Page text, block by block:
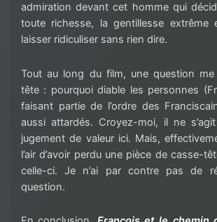
admiration devant cet homme qui
toute richesse, la gentillesse
laisser ridiculiser sans rien dire.
Tout au long du film, une question
tête : pourquoi diable les personnes
faisant partie de l’ordre des
aussi attardés. Croyez-moi, il ne s’agit
jugement de valeur ici. Mais,
l’air d’avoir perdu une pièce de casse-
celle-ci. Je n’ai par contre pas de
question.